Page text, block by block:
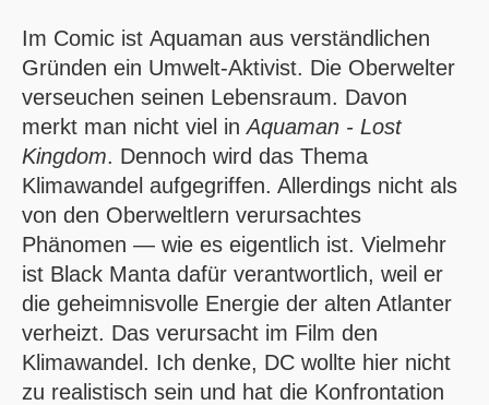
Im Comic ist Aquaman aus verständlichen
Gründen ein Umwelt-Aktivist. Die Oberwelter
verseuchen seinen Lebensraum. Davon
merkt man nicht viel inAquaman - Lost
Kingdom. Dennoch wird das Thema
Klimawandel aufgegriffen. Allerdings nicht als
von den Oberweltlern verursachtes
Phänomen — wie es eigentlich ist. Vielmehr
ist Black Manta dafür verantwortlich, weil er
die geheimnisvolle Energie der alten Atlanter
verheizt. Das verursacht im Film den
Klimawandel. Ich denke, DC wollte hier nicht
zu realistisch sein und hat die Konfrontation